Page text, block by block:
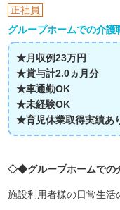
正社員
グループホームでの介
★月収例23万円
★賞与計2.0ヵ月分
★車通勤OK
★未経験OK
★育児休業取得実績あ
◇◆グループホームでの
施設利用者様の日常生活